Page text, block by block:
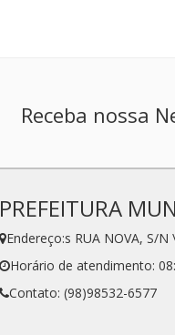
Receba nossa
PREFEITURA
Endereço:s RUA NOVA, S/
Horário de atendimento:
Contato: (98)98532-6577